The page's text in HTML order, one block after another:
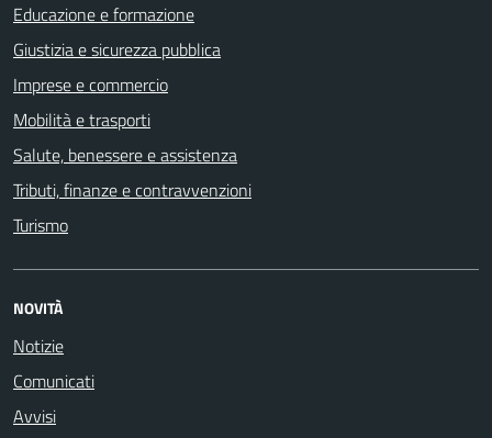
Educazione e formazione
Giustizia e sicurezza pubblica
Imprese e commercio
Mobilità e trasporti
Salute, benessere e assistenza
Tributi, finanze e contravvenzioni
Turismo
NOVITÀ
Notizie
Comunicati
Avvisi